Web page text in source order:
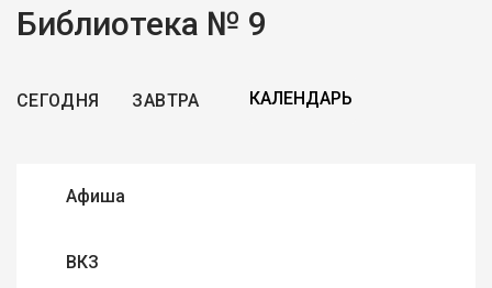
Библиотека № 9
СЕГОДНЯ ЗАВТРА
Афиша
ВКЗ